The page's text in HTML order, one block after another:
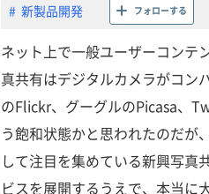
新製品開発 フォローする
ネット上で一般ユーザーコンテ
真共有はデジタルカメラがコン
のFlickr、グーグルのPicasa、
う飽和状態かと思われたのだが
して注目を集めている新興写
ビスを展開するうえで、本当に